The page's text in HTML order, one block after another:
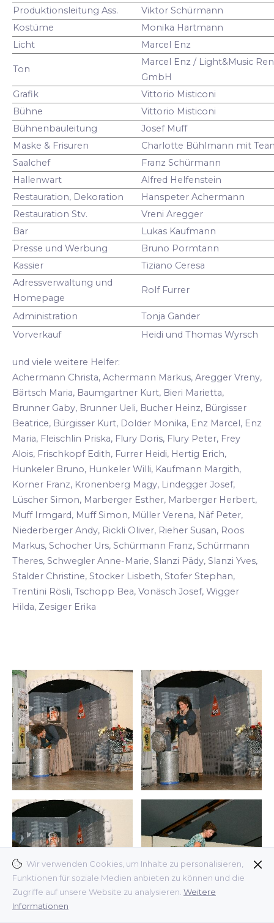
Wir verwenden Cookies, um Inhalte zu personalisieren,
Funktionen für soziale Medien anbieten zu können und die
Zugriffe auf unsere Website zu analysieren. Weitere
Informationen
Produktionsleitung Ass.
Viktor Schürmann
Kostüme
Monika Hartmann
Licht
Marcel Enz
Ton
Marcel Enz / Light&Music
GmbH
Grafik
Vittorio Misticoni
Bühne
Vittorio Misticoni
Bühnenbauleitung
Josef Muff
Maske & Frisuren
Charlotte Bühlmann mit
Saalchef
Franz Schürmann
Hallenwart
Alfred Helfenstein
Restauration, Dekoration
Hanspeter Achermann
Restauration Stv.
Vreni Aregger
Bar
Lukas Kaufmann
Presse und Werbung
Bruno Pormtann
Kassier
Tiziano Ceresa
Adressverwaltung und
Homepage
Rolf Furrer
Administration
Tonja Gander
Vorverkauf
Heidi und Thomas Wyrsch
und viele weitere Helfer:
Achermann Christa, Achermann Markus, Aregger Vreny,
Bärtsch Maria, Baumgartner Kurt, Bieri Marietta,
Brunner Gaby, Brunner Ueli, Bucher Heinz, Bürgisser
Beatrice, Bürgisser Kurt, Dolder Monika, Enz Marcel, Enz
Maria, Fleischlin Priska, Flury Doris, Flury Peter, Frey
Alois, Frischkopf Edith, Furrer Heidi, Hertig Erich,
Hunkeler Bruno, Hunkeler Willi, Kaufmann Margith,
Korner Franz, Kronenberg Magy, Lindegger Josef,
Lüscher Simon, Marberger Esther, Marberger Herbert,
Muff Irmgard, Muff Simon, Müller Verena, Näf Peter,
Niederberger Andy, Rickli Oliver, Rieher Susan, Roos
Markus, Schocher Urs, Schürmann Franz, Schürmann
Theres, Schwegler Anne-Marie, Slanzi Pädy, Slanzi Yves,
Stalder Christine, Stocker Lisbeth, Stofer Stephan,
Trentini Rösli, Tschopp Bea, Vonäsch Josef, Wigger
Hilda, Zesiger Erika